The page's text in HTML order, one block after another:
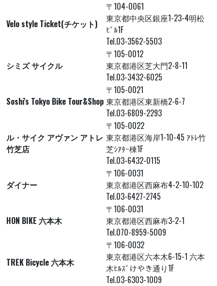
Velo style Ticket(チケット)
〒104-0061
東京都中央区銀座1-23-4明松
ﾋﾞﾙ1F
Tel.03-3562-5503
シミズ サイクル
〒105-0012
東京都港区芝大門2-8-11
Tel.03-3432-6025
Soshi's Tokyo Bike Tour&Shop
〒105-0021
東京都港区東新橋2-6-7
Tel.03-6809-2293
ル・サイク アヴァン アトレ
竹芝店
〒105-0022
東京都港区海岸1-10-45 ｱﾄﾚ竹
芝ｼｱﾀｰ棟1F
Tel.03-6432-0115
ダイナー
〒106-0031
東京都港区西麻布4-2-10-102
Tel.03-6427-2745
HON BIKE 六本木
〒106-0031
東京都港区西麻布3-2-1
Tel.070-8959-5009
TREK Bicycle 六本木
〒106-0032
東京都港区六本木6-15-1 六本
木ﾋﾙｽﾞけやき通り1F
Tel.03-6303-1009